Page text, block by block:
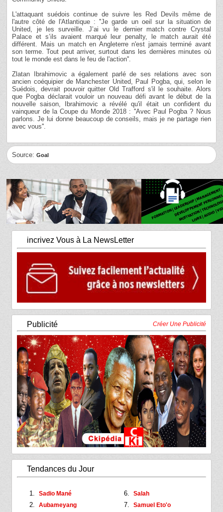
L'attaquant suédois continue de suivre les Red Devils même de
l'autre côté de l'Atlantique : ''Je garde un oeil sur la situation de
United, je les surveille. J’ai vu le dernier match contre Crystal
Palace et s’ils avaient marqué leur penalty, le match aurait été
différent. Mais un match en Angleterre n'est jamais terminé avant
son terme. Tout peut arriver, surtout dans les dernières minutes où
tout le monde est dans le feu de l'action''.
Zlatan Ibrahimovic a également parlé de ses relations avec son
ancien coéquipier de Manchester United, Paul Pogba, qui, selon le
Suédois, devrait pouvoir quitter Old Trafford s'il le souhaite. Alors
que Pogba déclarait vouloir un nouveau défi avant le début de la
nouvelle saison, Ibrahimovic a révélé qu'il était un confident du
vainqueur de la Coupe du Monde 2018 : ''Avec Paul Pogba ? Nous
parlons. Je lui donne beaucoup de conseils, mais je ne partage rien
avec vous''.
Source:Goal
incrivez Vous à La NewsLetter
Publicité Créer Une Publicité
Tendances du Jour
Sadio Mané
Aubameyang
Salah
Samuel Eto'o